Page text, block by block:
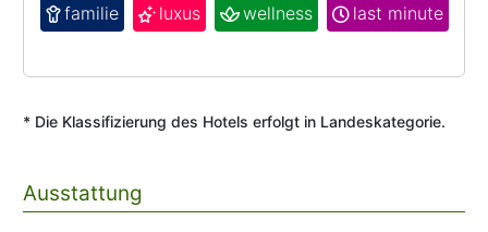
familie
luxus wellness last minute
* Die Klassifizierung des Hotels erfolgt in Landeskategorie.
Ausstattung